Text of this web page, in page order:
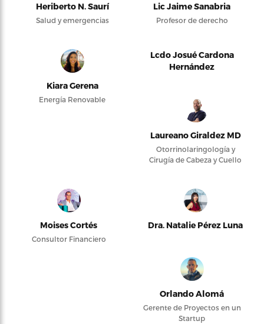
Heriberto N. Saurí
Salud y emergencias
Lic Jaime Sanabria
Profesor de derecho
Kiara Gerena
Energía Renovable
Lcdo Josué Cardona
Hernández
Laureano Giraldez MD
Otorrinolaringología y
Cirugía de Cabeza y Cuello
Moises Cortés
Consultor Financiero
Dra. Natalie Pérez Luna
Orlando Alomá
Gerente de Proyectos en un
Startup